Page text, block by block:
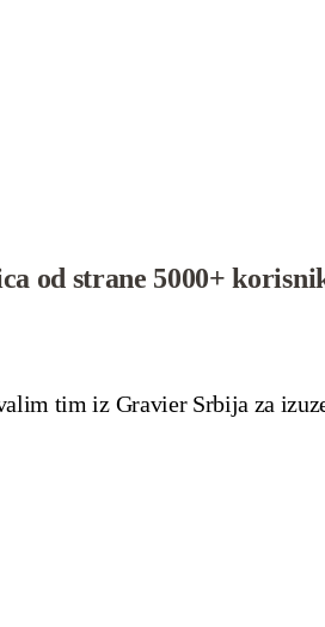
od strane 5000+
tim iz Gravier Srbija za